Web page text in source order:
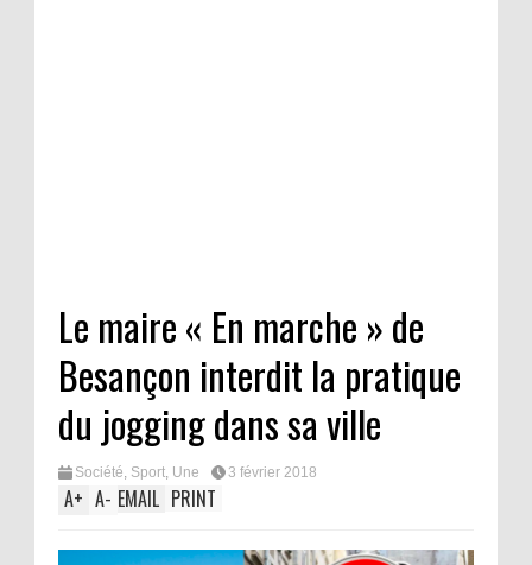
Le maire « En marche » de
Besançon interdit la pratique
du jogging dans sa ville
Société, Sport, Une 3 février 2018
A+ A- EMAIL PRINT